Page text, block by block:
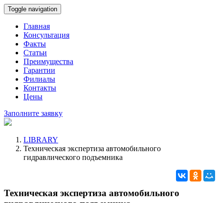
Toggle navigation
Главная
Консультация
Факты
Статьи
Преимущества
Гарантии
Филиалы
Контакты
Цены
Заполните заявку
LIBRARY
Техническая экспертиза автомобильного
гидравлического подъемника
Техническая экспертиза автомобильного